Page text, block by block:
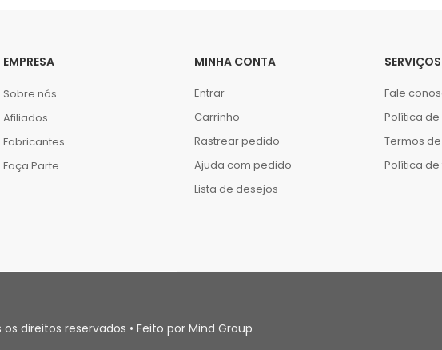
EMPRESA
Sobre nós
Afiliados
Fabricantes
Faça Parte
MINHA CONTA
Entrar
Carrinho
Rastrear pedido
Ajuda com pedido
Lista de desejos
SERVIÇOS
Fale
Política
Termos
Política
direitos reservados • Feito por Mind Group